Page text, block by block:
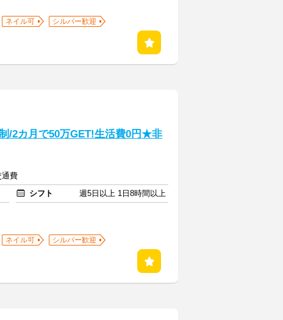
ネイル可
シルバー歓迎
/2カ月で50万GET!生活費0円★非
通費
シフト
週5日以上 1日8時間以上
ネイル可
シルバー歓迎